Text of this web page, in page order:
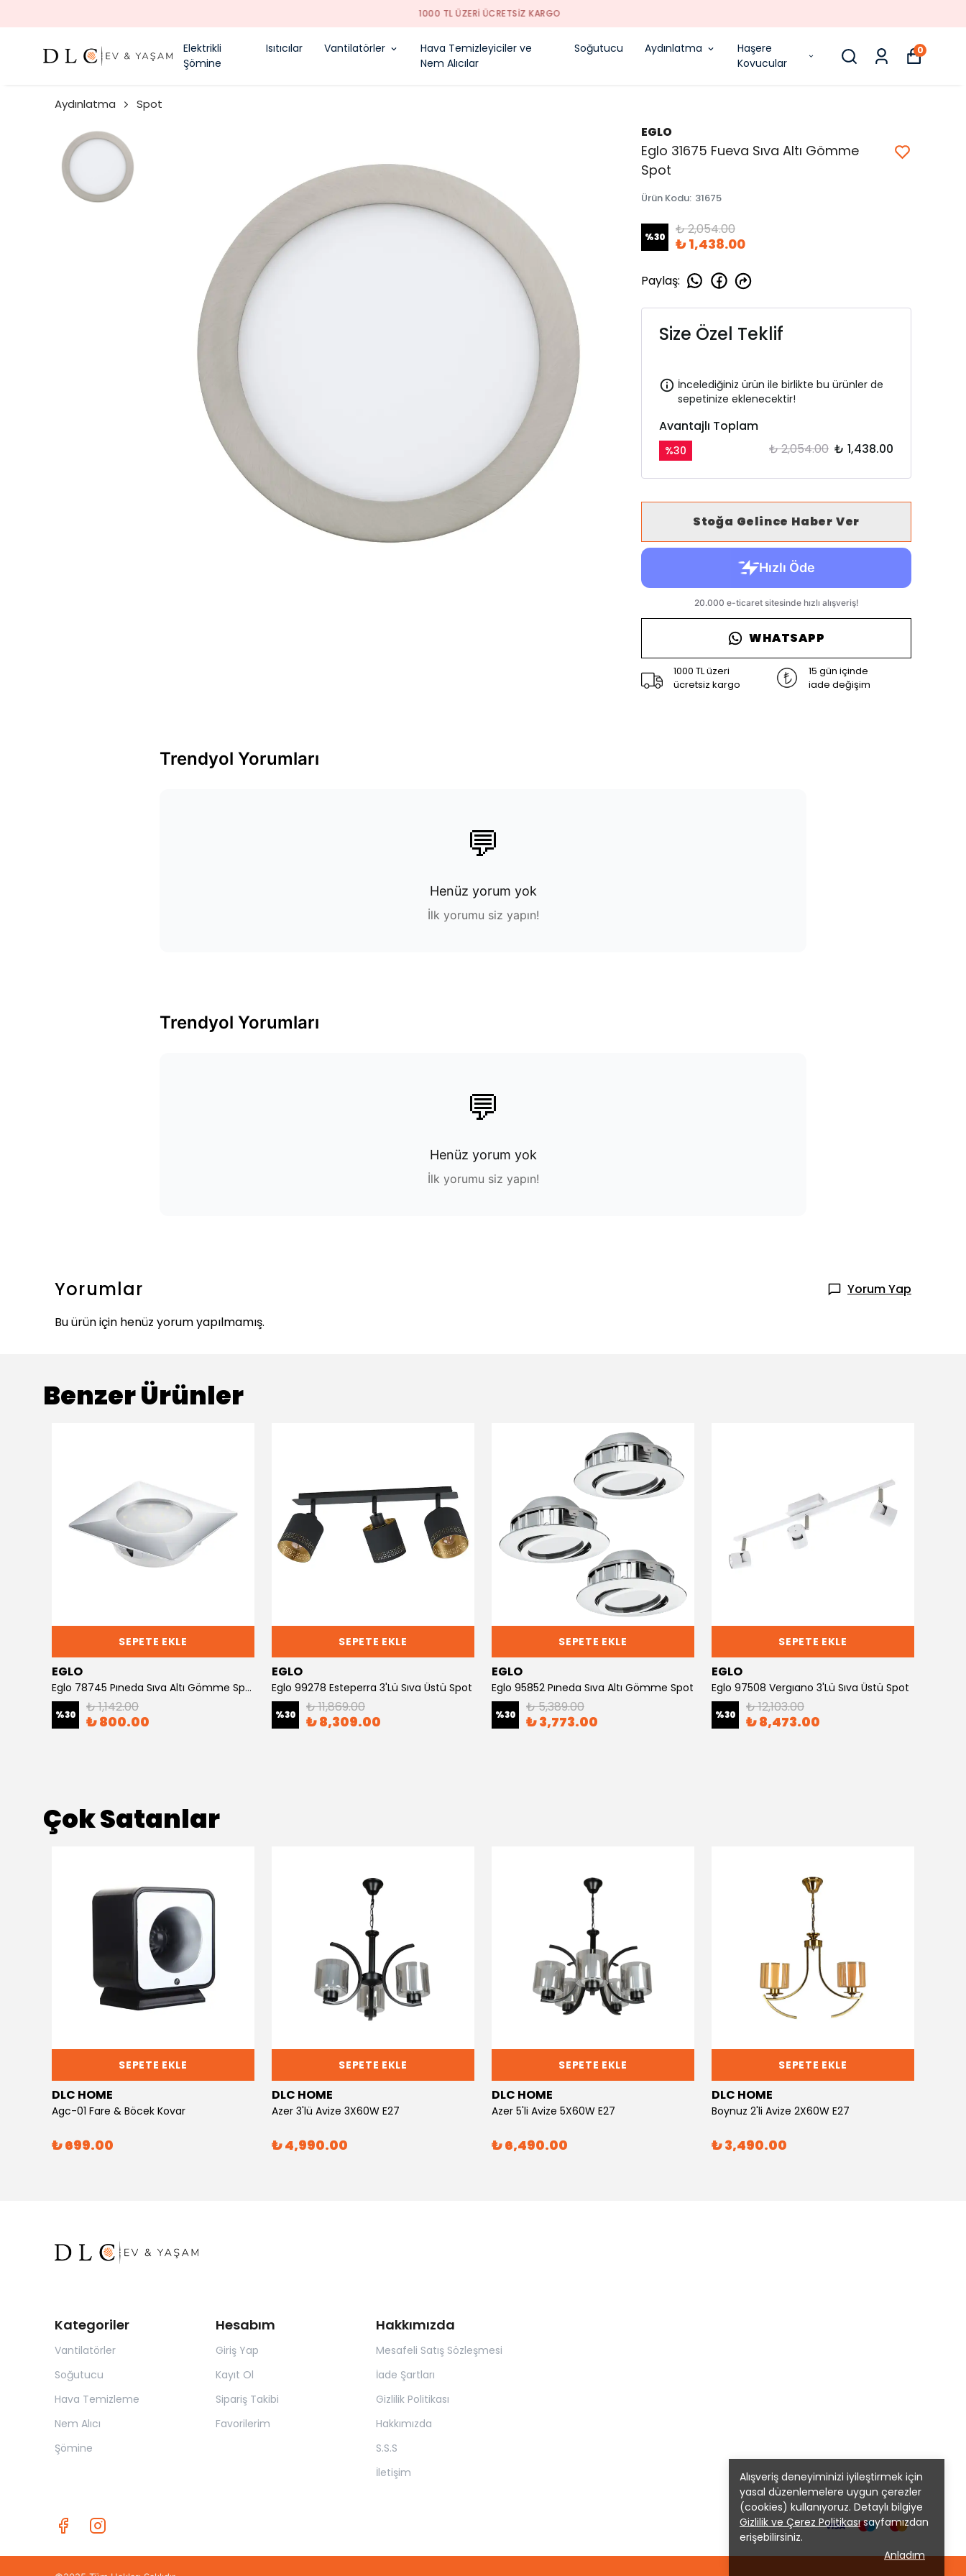
1000 TL ÜZERI ÜCRETSIZ KARGO
Elektrikli
Şömine
Isıtıcılar Vantilatörler
Hava Temizleyiciler ve
Nem Alıcılar
Soğutucu Aydınlatma
Haşere
Kovucular
0
Alışveriş deneyiminizi iyileştirmek için
yasal düzenlemelere uygun çerezler
(cookies) kullanıyoruz. Detaylı bilgiye
Gizlilik ve Çerez Politikasısayfamızdan
erişebilirsiniz.
Anladım
Aydınlatma Spot
EGLO
Eglo 31675 Fueva Sıva Altı Gömme
Spot
Ürün Kodu: 31675
%30 ₺ 2,054.00
₺ 1,438.00
Paylaş:
Size Özel Teklif
İncelediğiniz ürün ile birlikte bu ürünler de
sepetinize eklenecektir!
Avantajlı Toplam
%30 ₺ 2,054.00 ₺ 1,438.00
Stoğa Gelince Haber Ver
WHATSAPP
1000 TL üzeri
ücretsiz kargo
15 gün içinde
iade değişim
Trendyol Yorumları
💬
Henüz yorum yok
İlk yorumu siz yapın!
Trendyol Yorumları
💬
Henüz yorum yok
İlk yorumu siz yapın!
Yorumlar
Yorum Yap
Bu ürün için henüz yorum yapılmamış.
Benzer Ürünler
SEPETE EKLE
EGLO
Eglo 78745 Pıneda Sıva Altı Gömme Spot
%30 ₺ 1,142.00
₺ 800.00
SEPETE EKLE
EGLO
Eglo 99278 Esteperra 3'Lü Sıva Üstü Spot
%30 ₺ 11,869.00
₺ 8,309.00
SEPETE EKLE
EGLO
Eglo 95852 Pıneda Sıva Altı Gömme Spot
%30 ₺ 5,389.00
₺ 3,773.00
SEPETE EKLE
EGLO
Eglo 97508 Vergıano 3'Lü Sıva Üstü Spot
%30 ₺ 12,103.00
₺ 8,473.00
Çok Satanlar
SEPETE EKLE
DLC HOME
Agc-01 Fare & Böcek Kovar
₺ 699.00
SEPETE EKLE
DLC HOME
Azer 3'lü Avize 3X60W E27
₺ 4,990.00
SEPETE EKLE
DLC HOME
Azer 5'li Avize 5X60W E27
₺ 6,490.00
SEPETE EKLE
DLC HOME
Boynuz 2'li Avize 2X60W E27
₺ 3,490.00
Kategoriler
Vantilatörler
Soğutucu
Hava Temizleme
Nem Alıcı
Şömine
Hesabım
Giriş Yap
Kayıt Ol
Sipariş Takibi
Favorilerim
Hakkımızda
Mesafeli Satış Sözleşmesi
İade Şartları
Gizlilik Politikası
Hakkımızda
S.S.S
İletişim